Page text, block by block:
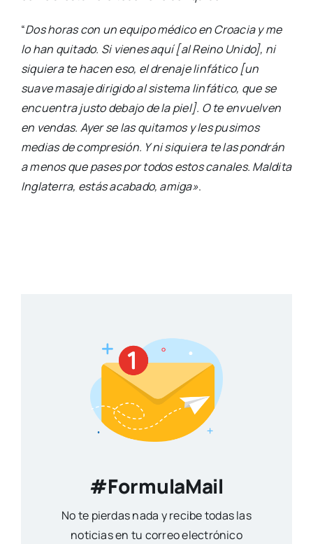
“Dos horas con un equipo médico en Croacia y me
lo han quitado. Si vienes aquí [al Reino Unido], ni
siquiera te hacen eso, el drenaje linfático [un
suave masaje dirigido al sistema linfático, que se
encuentra justo debajo de la piel]. O te envuelven
en vendas. Ayer se las quitamos y les pusimos
medias de compresión. Y ni siquiera te las pondrán
a menos que pases por todos estos canales. Maldita
Inglaterra, estás acabado, amiga».
#FormulaMail
No te pierdas nada y recibe todas las
noticias en tu correo electrónico